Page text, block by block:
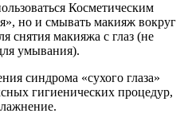
Косметическим
но и смывать макияж вокруг
снятия макияжа с глаз (не
умывания).
синдрома «сухого глаза»
гигиенических процедур,